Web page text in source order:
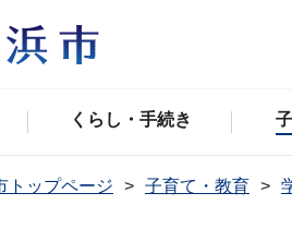
くらし・手続き
トップページ 子育て・教育